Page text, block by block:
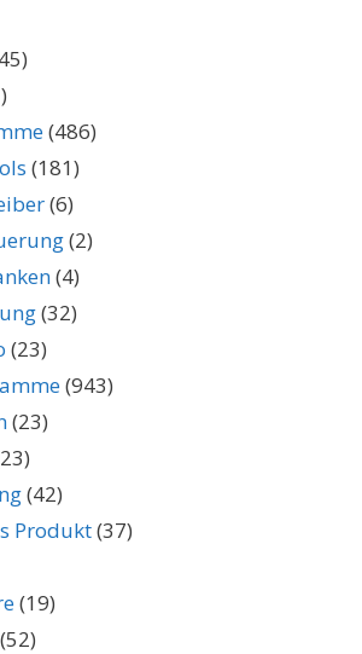
(486)
(181)
(6)
(2)
(4)
(32)
(23)
(943)
(23)
(42)
Produkt(37)
(19)
(52)